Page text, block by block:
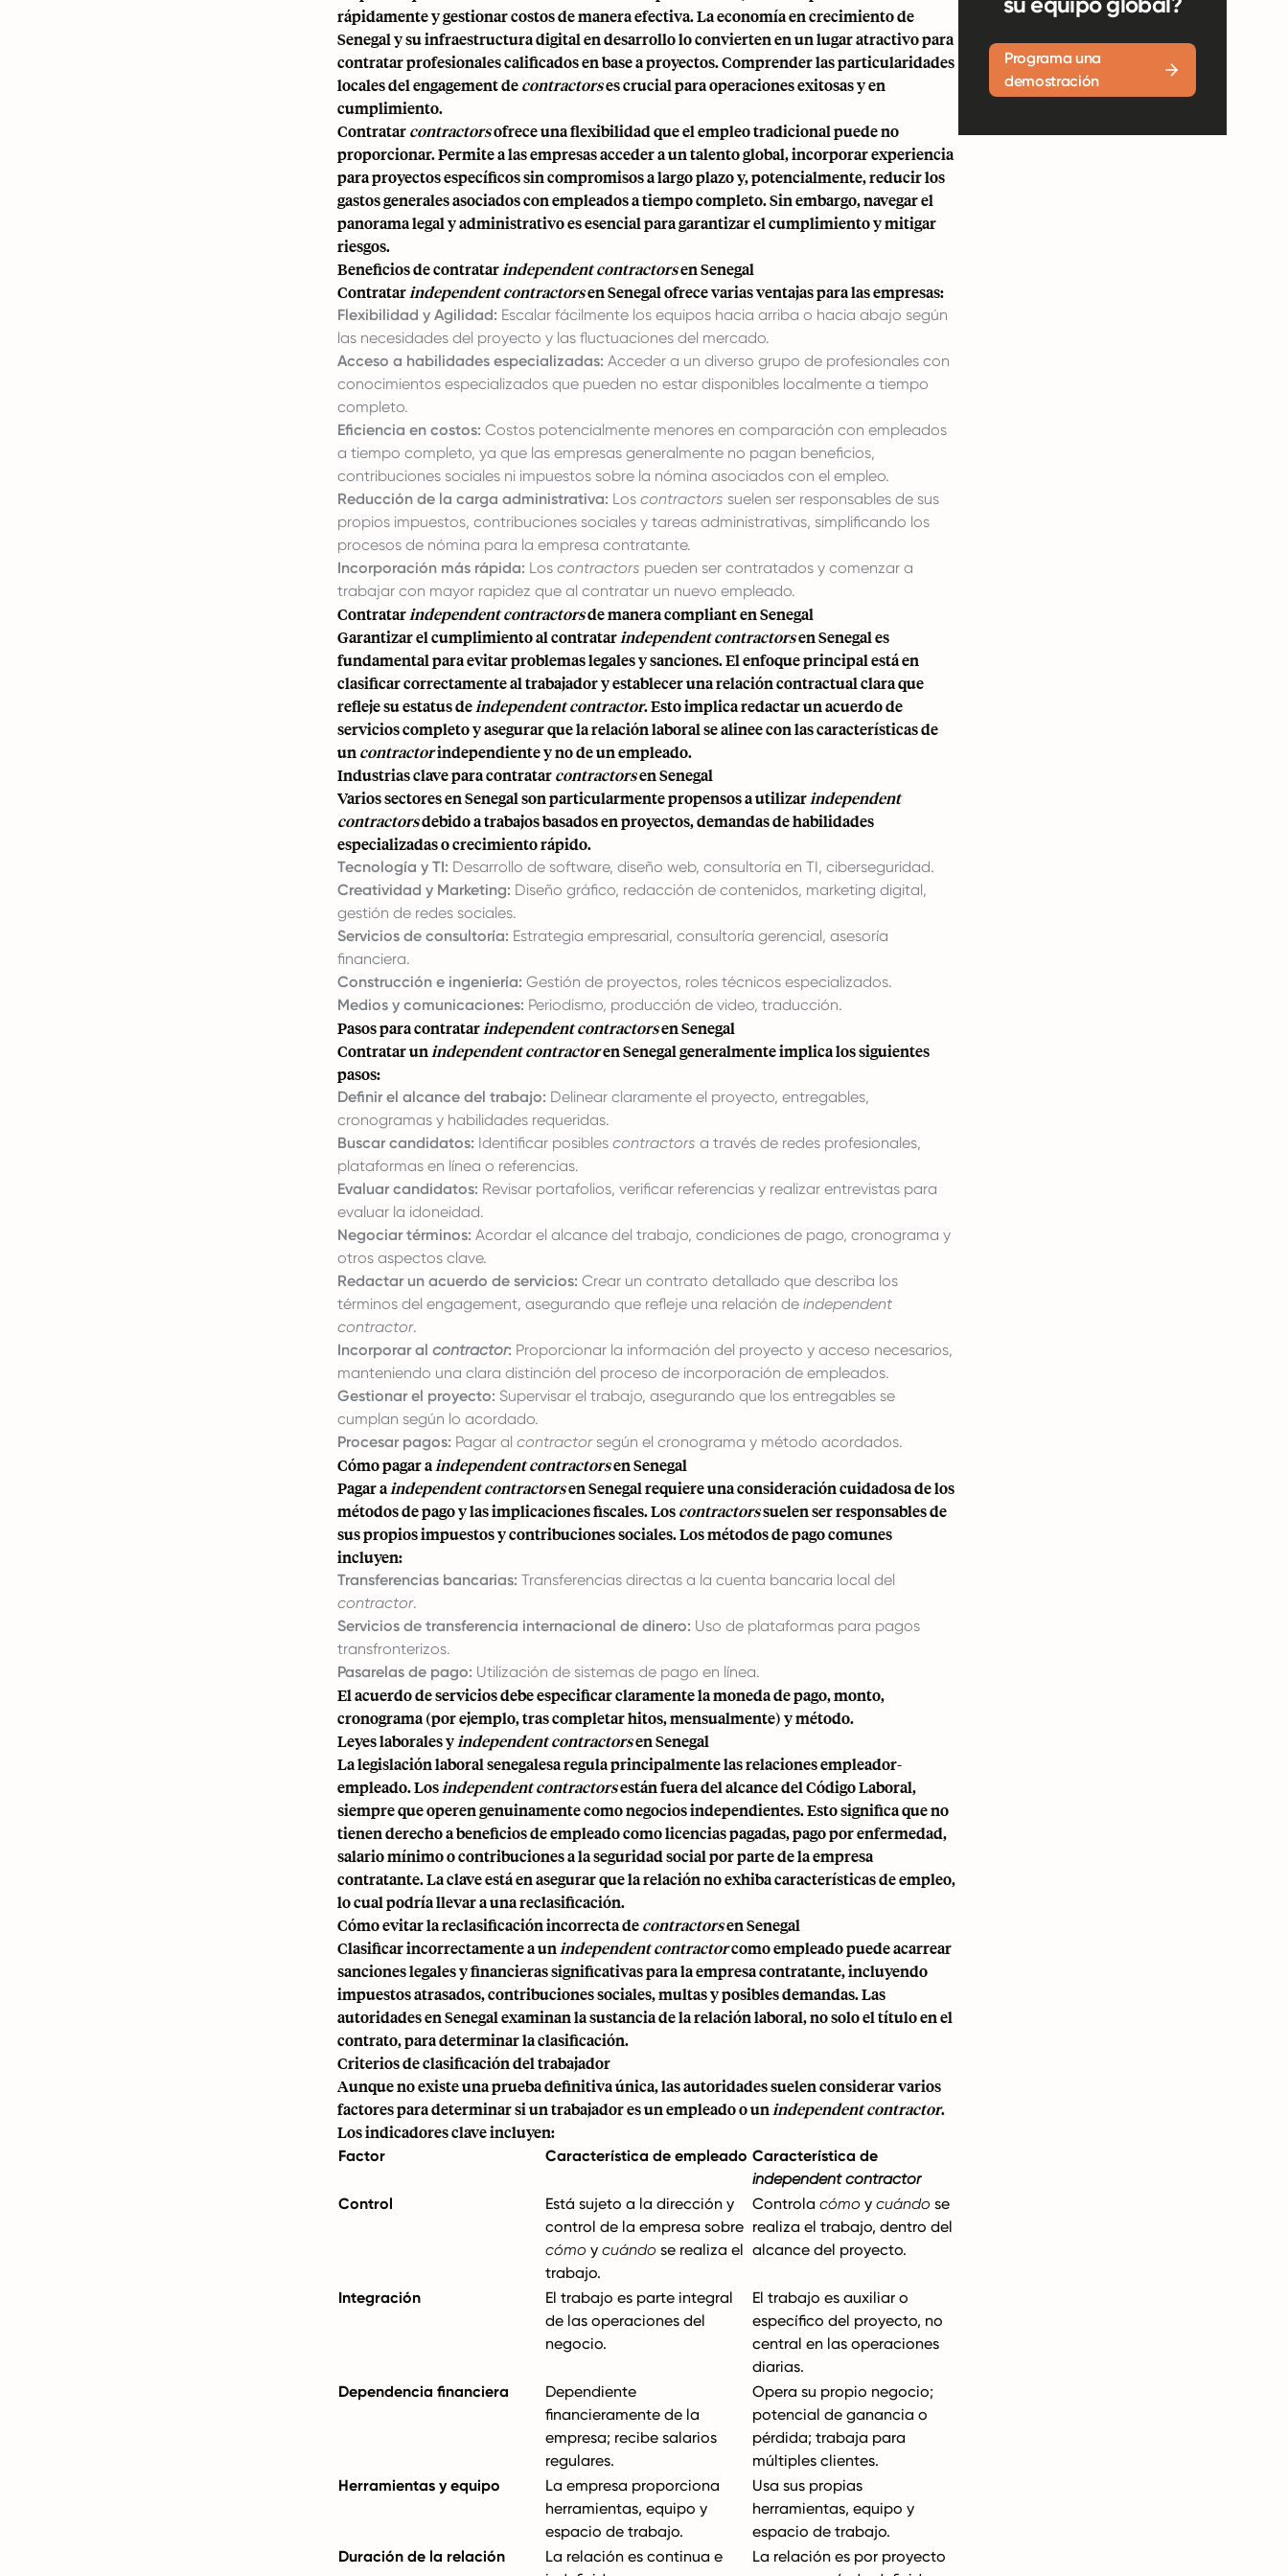
rápidamente y gestionar costos de manera efectiva. La economía en crecimiento de
Senegal y su infraestructura digital en desarrollo lo convierten en un lugar atractivo para
contratar profesionales calificados en base a proyectos. Comprender las particularidades
locales del engagement decontractorses crucial para operaciones exitosas y en
cumplimiento.
Contratarcontractorsofrece una flexibilidad que el empleo tradicional puede no
proporcionar. Permite a las empresas acceder a un talento global, incorporar experiencia
para proyectos específicos sin compromisos a largo plazo y, potencialmente, reducir los
gastos generales asociados con empleados a tiempo completo. Sin embargo, navegar el
panorama legal y administrativo es esencial para garantizar el cumplimiento y mitigar
riesgos.
Beneficios de contratarindependent contractorsen Senegal
Contratarindependent contractorsen Senegal ofrece varias ventajas para las empresas:
Flexibilidad y Agilidad: Escalar fácilmente los equipos hacia arriba o hacia abajo según
las necesidades del proyecto y las fluctuaciones del mercado.
Acceso a habilidades especializadas: Acceder a un diverso grupo de profesionales con
conocimientos especializados que pueden no estar disponibles localmente a tiempo
completo.
Eficiencia en costos: Costos potencialmente menores en comparación con empleados
a tiempo completo, ya que las empresas generalmente no pagan beneficios,
contribuciones sociales ni impuestos sobre la nómina asociados con el empleo.
Reducción de la carga administrativa: Los contractors suelen ser responsables de sus
propios impuestos, contribuciones sociales y tareas administrativas, simplificando los
procesos de nómina para la empresa contratante.
Incorporación más rápida: Los contractors pueden ser contratados y comenzar a
trabajar con mayor rapidez que al contratar un nuevo empleado.
Contratarindependent contractorsde manera compliant en Senegal
Garantizar el cumplimiento al contratarindependent contractorsen Senegal es
fundamental para evitar problemas legales y sanciones. El enfoque principal está en
clasificar correctamente al trabajador y establecer una relación contractual clara que
refleje su estatus deindependent contractor. Esto implica redactar un acuerdo de
servicios completo y asegurar que la relación laboral se alinee con las características de
un contractorindependiente y no de un empleado.
Industrias clave para contratarcontractorsen Senegal
Varios sectores en Senegal son particularmente propensos a utilizarindependent
contractorsdebido a trabajos basados en proyectos, demandas de habilidades
especializadas o crecimiento rápido.
Tecnología y TI: Desarrollo de software, diseño web, consultoría en TI, ciberseguridad.
Creatividad y Marketing: Diseño gráfico, redacción de contenidos, marketing digital,
gestión de redes sociales.
Servicios de consultoría: Estrategia empresarial, consultoría gerencial, asesoría
financiera.
Construcción e ingeniería: Gestión de proyectos, roles técnicos especializados.
Medios y comunicaciones: Periodismo, producción de video, traducción.
Pasos para contratarindependent contractorsen Senegal
Contratar un independent contractoren Senegal generalmente implica los siguientes
pasos:
Definir el alcance del trabajo: Delinear claramente el proyecto, entregables,
cronogramas y habilidades requeridas.
Buscar candidatos: Identificar posibles contractors a través de redes profesionales,
plataformas en línea o referencias.
Evaluar candidatos: Revisar portafolios, verificar referencias y realizar entrevistas para
evaluar la idoneidad.
Negociar términos: Acordar el alcance del trabajo, condiciones de pago, cronograma y
otros aspectos clave.
Redactar un acuerdo de servicios: Crear un contrato detallado que describa los
términos del engagement, asegurando que refleje una relación de independent
contractor.
Incorporar al contractor: Proporcionar la información del proyecto y acceso necesarios,
manteniendo una clara distinción del proceso de incorporación de empleados.
Gestionar el proyecto: Supervisar el trabajo, asegurando que los entregables se
cumplan según lo acordado.
Procesar pagos: Pagar al contractorsegún el cronograma y método acordados.
Cómo pagar aindependent contractorsen Senegal
Pagar aindependent contractorsen Senegal requiere una consideración cuidadosa de los
métodos de pago y las implicaciones fiscales. Loscontractorssuelen ser responsables de
sus propios impuestos y contribuciones sociales. Los métodos de pago comunes
incluyen:
Transferencias bancarias: Transferencias directas a la cuenta bancaria local del
contractor.
Servicios de transferencia internacional de dinero: Uso de plataformas para pagos
transfronterizos.
Pasarelas de pago: Utilización de sistemas de pago en línea.
El acuerdo de servicios debe especificar claramente la moneda de pago, monto,
cronograma (por ejemplo, tras completar hitos, mensualmente) y método.
Leyes laborales yindependent contractorsen Senegal
La legislación laboral senegalesa regula principalmente las relaciones empleador-
empleado. Losindependent contractorsestán fuera del alcance del Código Laboral,
siempre que operen genuinamente como negocios independientes. Esto significa que no
tienen derecho a beneficios de empleado como licencias pagadas, pago por enfermedad,
salario mínimo o contribuciones a la seguridad social por parte de la empresa
contratante. La clave está en asegurar que la relación no exhiba características de empleo,
lo cual podría llevar a una reclasificación.
Cómo evitar la reclasificación incorrecta decontractorsen Senegal
Clasificar incorrectamente a un independent contractorcomo empleado puede acarrear
sanciones legales y financieras significativas para la empresa contratante, incluyendo
impuestos atrasados, contribuciones sociales, multas y posibles demandas. Las
autoridades en Senegal examinan la sustancia de la relación laboral, no solo el título en el
contrato, para determinar la clasificación.
Criterios de clasificación del trabajador
Aunque no existe una prueba definitiva única, las autoridades suelen considerar varios
factores para determinar si un trabajador es un empleado o un independent contractor.
Los indicadores clave incluyen:
Factor Característica de empleado Característica de
independent contractor
Control
Está sujeto a la dirección y
control de la empresa sobre
cómo y cuándo se realiza el
trabajo.
Controla cómo y cuándo se
realiza el trabajo, dentro del
alcance del proyecto.
Integración
El trabajo es parte integral
de las operaciones del
negocio.
El trabajo es auxiliar o
específico del proyecto, no
central en las operaciones
diarias.
Dependencia financiera
Dependiente
financieramente de la
empresa; recibe salarios
regulares.
Opera su propio negocio;
potencial de ganancia o
pérdida; trabaja para
múltiples clientes.
Herramientas y equipo
La empresa proporciona
herramientas, equipo y
espacio de trabajo.
Usa sus propias
herramientas, equipo y
espacio de trabajo.
Duración de la relación
La relación es continua e
La relación es por proyecto
Programa una
demostración